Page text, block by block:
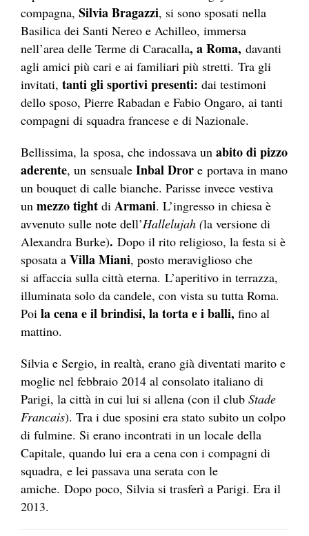
compagna, Silvia Bragazzi, si sono sposati nella
Basilica dei Santi Nereo e Achilleo, immersa
nell’area delle Terme di Caracalla, a Roma, davanti
agli amici più cari e ai familiari più stretti. Tra gli
invitati, tanti gli sportivi presenti: dai testimoni
dello sposo, Pierre Rabadan e Fabio Ongaro, ai tanti
compagni di squadra francese e di Nazionale.
Bellissima, la sposa, che indossava un abito di pizzo
aderente, un sensuale Inbal Dror e portava in mano
un bouquet di calle bianche. Parisse invece vestiva
un mezzo tight di Armani. L’ingresso in chiesa è
avvenuto sulle note dell’Hallelujah (la versione di
Alexandra Burke). Dopo il rito religioso, la festa si è
sposata a Villa Miani, posto meraviglioso che
si affaccia sulla città eterna. L’aperitivo in terrazza,
illuminata solo da candele, con vista su tutta Roma.
Poi la cena e il brindisi, la torta e i balli, fino al
mattino.
Silvia e Sergio, in realtà, erano già diventati marito e
moglie nel febbraio 2014 al consolato italiano di
Parigi, la città in cui lui si allena (con il club Stade
Francais). Tra i due sposini era stato subito un colpo
di fulmine. Si erano incontrati in un locale della
Capitale, quando lui era a cena con i compagni di
squadra, e lei passava una serata con le
amiche. Dopo poco, Silvia si trasferì a Parigi. Era il
2013.